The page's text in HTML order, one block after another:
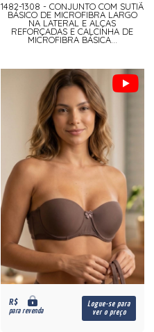
1482-1308 - CONJUNTO COM SUTIÃ
BÁSICO DE MICROFIBRA LARGO
NA LATERAL E ALÇAS
REFORÇADAS E CALCINHA DE
MICROFIBRA BÁSICA...
R$
para revenda
Logue-se para
ver o preço